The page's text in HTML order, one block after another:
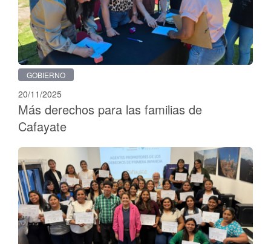
GOBIERNO
20/11/2025
Más derechos para las familias de
Cafayate